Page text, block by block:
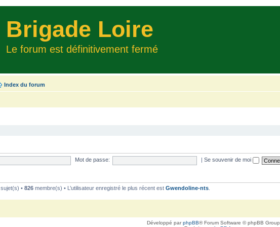
Brigade Loire
Le forum est définitivement fermé
Index du forum
Mot de passe: Se souvenir de moi
sujet(s) •826 membre(s) • L’utilisateur enregistré le plus récent estGwendoline-nts
Développé parphpBB® Forum Software © phpBB Group